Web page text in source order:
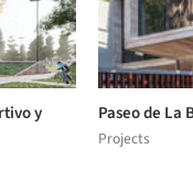
y
Paseo de La
Projects